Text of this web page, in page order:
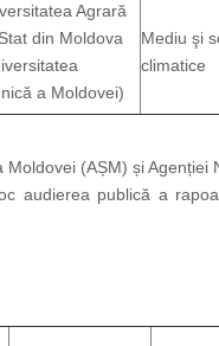
Agrară
din Moldova
a Moldovei)
Mediu şi
climatice
(AȘM) și Agenției
audierea publică a